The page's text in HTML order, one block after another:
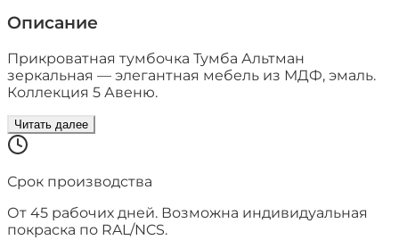
Описание
Прикроватная тумбочка Тумба Альтман
зеркальная — элегантная мебель из МДФ, эмаль.
Коллекция 5 Авеню.
Читать далее
Срок производства
От 45 рабочих дней. Возможна индивидуальная
покраска по RAL/NCS.